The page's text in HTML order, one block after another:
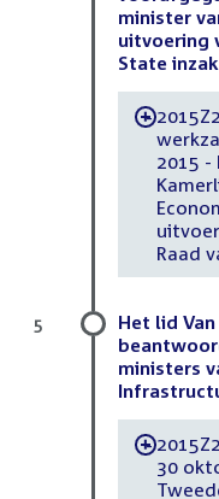
minister
uitvoering
State
-
2015 -
Raad
Het lid
ministers
-
30
5